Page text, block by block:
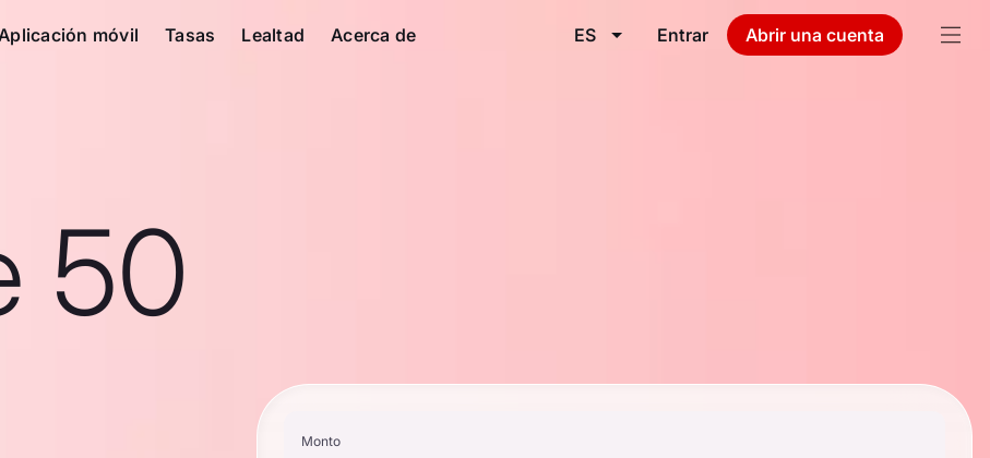
móvil Tasas Lealtad Acerca de ES Entrar Abrir una cuenta
50
Monto